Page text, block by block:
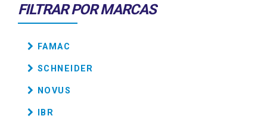
FILTRAR POR MARCAS
FAMAC
SCHNEIDER
NOVUS
IBR